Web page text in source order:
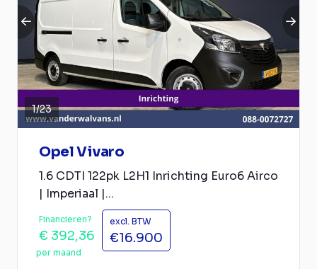
1/23
Opel Vivaro
1.6 CDTI 122pk L2H1 Inrichting Euro6 Airco
| Imperiaal |...
Financieren?
€ 392,36
per maand
excl. BTW
€16.900